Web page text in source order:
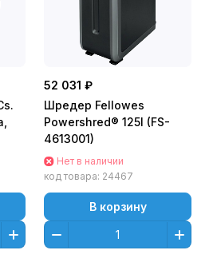
52 031 ₽
Шредер Fellowes
Powershred® 125I (FS-
4613001)
Нет в наличии
код товара: 24467
В корзину